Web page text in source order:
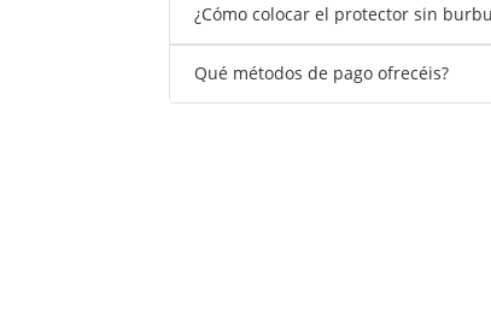
¿Cómo colocar el protector sin
Qué métodos de pago ofrecéis?